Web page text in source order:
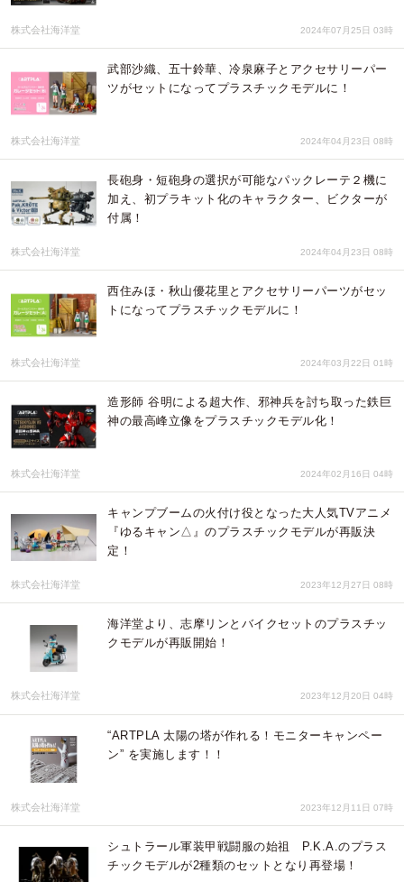
株式会社海洋堂 2024年07月25日 03時
武部沙織、五十鈴華、冷泉麻子とアクセサリーパー
ツがセットになってプラスチックモデルに！
株式会社海洋堂 2024年04月23日 08時
長砲身・短砲身の選択が可能なパックレーテ２機に
加え、初プラキット化のキャラクター、ビクターが
付属！
株式会社海洋堂 2024年04月23日 08時
西住みほ・秋山優花里とアクセサリーパーツがセッ
トになってプラスチックモデルに！
株式会社海洋堂 2024年03月22日 01時
造形師 谷明による超大作、邪神兵を討ち取った鉄巨
神の最高峰立像をプラスチックモデル化！
株式会社海洋堂 2024年02月16日 04時
キャンプブームの火付け役となった大人気TVアニメ
『ゆるキャン△』のプラスチックモデルが再販決
定！
株式会社海洋堂 2023年12月27日 08時
海洋堂より、志摩リンとバイクセットのプラスチッ
クモデルが再販開始！
株式会社海洋堂 2023年12月20日 04時
“ARTPLA 太陽の塔が作れる！モニターキャンペー
ン” を実施します！！
株式会社海洋堂 2023年12月11日 07時
シュトラール軍装甲戦闘服の始祖 P.K.A.のプラス
チックモデルが2種類のセットとなり再登場！